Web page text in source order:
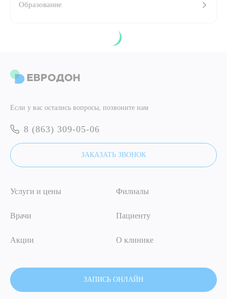
Образование
ОТПРАВИТЬ
Я даю согласие наобработку персональных данных
Если у вас остались вопросы, позвоните нам
8 (863) 309-05-06
ЗАКАЗАТЬ ЗВОНОК
Услуги и цены
Врачи
Акции
Филиалы
Пациенту
О клинике
ЗАПИСЬ ОНЛАЙН
Выберите сопутствующую услугу